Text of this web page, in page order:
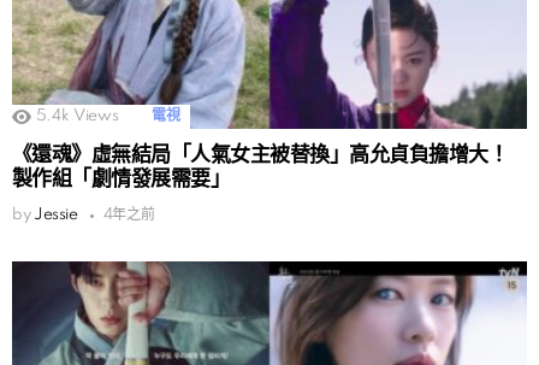
5.4k Views 電視
《還魂》虛無結局「人氣女主被替換」高允貞負擔增大！
製作組「劇情發展需要」
by Jessie 4年之前